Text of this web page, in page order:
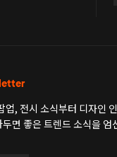
업, 전시 소식부터 디자인
면 좋은 트렌드 소식을 엄